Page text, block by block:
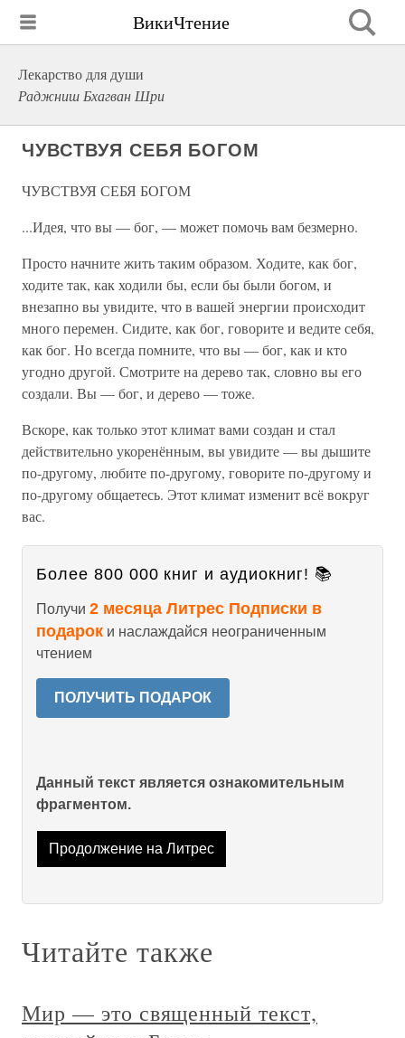
ВикиЧтение
Лекарство для души
Раджниш Бхагван Шри
ЧУВСТВУЯ СЕБЯ БОГОМ
ЧУВСТВУЯ СЕБЯ БОГОМ
...Идея, что вы — бог, — может помочь вам безмерно.
Просто начните жить таким образом. Ходите, как бог,
ходите так, как ходили бы, если бы были богом, и
внезапно вы увидите, что в вашей энергии происходит
много перемен. Сидите, как бог, говорите и ведите себя,
как бог. Но всегда помните, что вы — бог, как и кто
угодно другой. Смотрите на дерево так, словно вы его
создали. Вы — бог, и дерево — тоже.
Вскоре, как только этот климат вами создан и стал
действительно укоренённым, вы увидите — вы дышите
по-другому, любите по-другому, говорите по-другому и
по-другому общаетесь. Этот климат изменит всё вокруг
вас.
Более 800 000 книг и аудиокниг! 📚
Получи 2 месяца Литрес Подписки в
подарок и наслаждайся неограниченным
чтением
ПОЛУЧИТЬ ПОДАРОК
Данный текст является ознакомительным
фрагментом.
Продолжение на Литрес
Читайте также
Мир — это священный текст,